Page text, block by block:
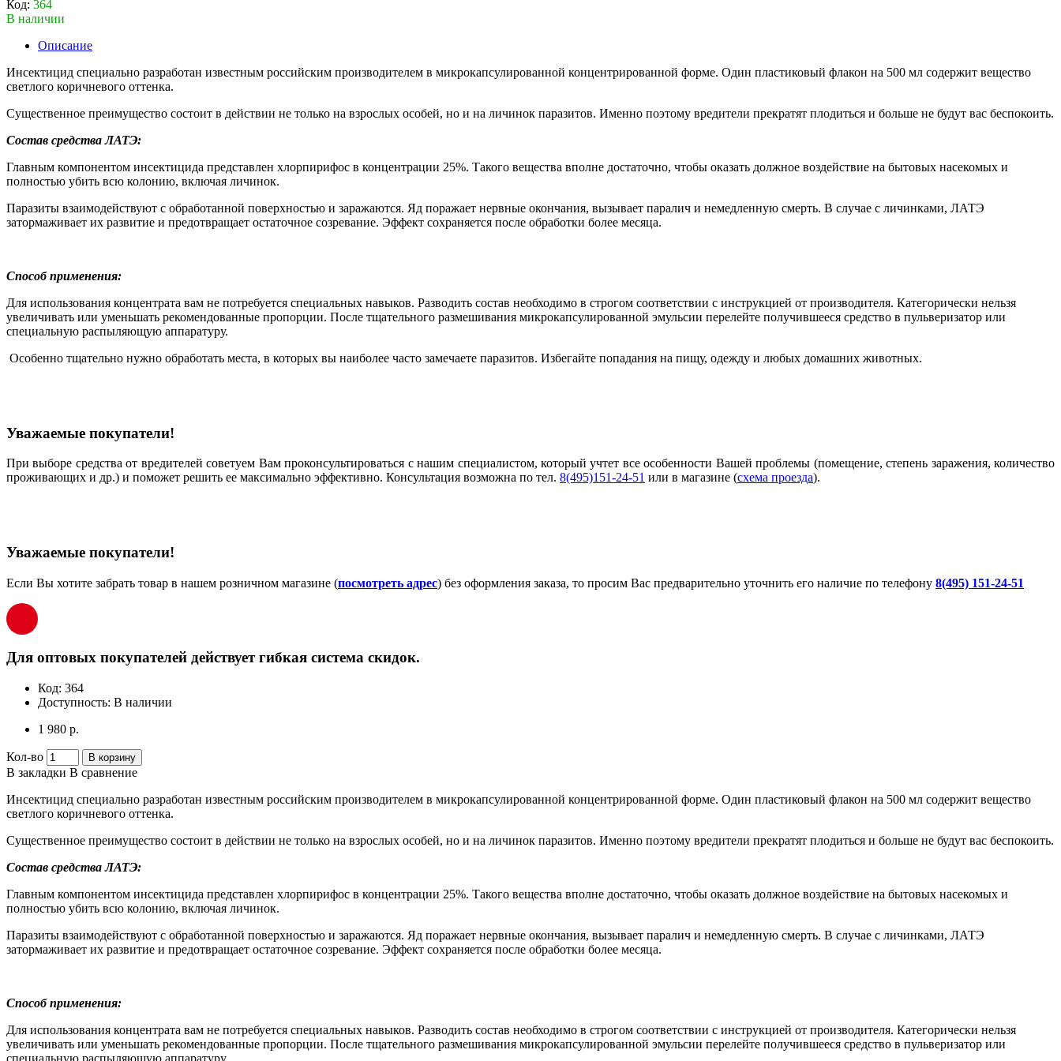
Код: 364
В наличии
Описание
Инсектицид специально разработан известным российским производителем в микрокапсулированной концентрированной форме. Один пластиковый флакон на 500 мл содержит вещество
светлого коричневого оттенка.
Существенное преимущество состоит в действии не только на взрослых особей, но и на личинок паразитов. Именно поэтому вредители прекратят плодиться и больше не будут вас беспокоить.
Состав средства ЛАТЭ:
Главным компонентом инсектицида представлен хлорпирифос в концентрации 25%. Такого вещества вполне достаточно, чтобы оказать должное воздействие на бытовых насекомых и
полностью убить всю колонию, включая личинок.
Паразиты взаимодействуют с обработанной поверхностью и заражаются. Яд поражает нервные окончания, вызывает паралич и немедленную смерть. В случае с личинками, ЛАТЭ
затормаживает их развитие и предотвращает остаточное созревание. Эффект сохраняется после обработки более месяца.
Способ применения:
Для использования концентрата вам не потребуется специальных навыков. Разводить состав необходимо в строгом соответствии с инструкцией от производителя. Категорически нельзя
увеличивать или уменьшать рекомендованные пропорции. После тщательного размешивания микрокапсулированной эмульсии перелейте получившееся средство в пульверизатор или
специальную распыляющую аппаратуру.
Особенно тщательно нужно обработать места, в которых вы наиболее часто замечаете паразитов. Избегайте попадания на пищу, одежду и любых домашних животных.
Уважаемые покупатели!
При выборе средства от вредителей советуем Вам проконсультироваться с нашим специалистом, который учтет все особенности Вашей проблемы (помещение, степень заражения, количество
проживающих и др.) и поможет решить ее максимально эффективно. Консультация возможна по тел. 8(495)151-24-51 или в магазине (схема проезда).
Уважаемые покупатели!
Если Вы хотите забрать товар в нашем розничном магазине (посмотреть адрес) без оформления заказа, то просим Вас предварительно уточнить его наличие по телефону 8(495) 151-24-51
Для оптовых покупателей действует гибкая система скидок.
Код: 364
Доступность: В наличии
1 980 р.
Кол-во В корзину
В закладки В сравнение
Инсектицид специально разработан известным российским производителем в микрокапсулированной концентрированной форме. Один пластиковый флакон на 500 мл содержит вещество
светлого коричневого оттенка.
Существенное преимущество состоит в действии не только на взрослых особей, но и на личинок паразитов. Именно поэтому вредители прекратят плодиться и больше не будут вас беспокоить.
Состав средства ЛАТЭ:
Главным компонентом инсектицида представлен хлорпирифос в концентрации 25%. Такого вещества вполне достаточно, чтобы оказать должное воздействие на бытовых насекомых и
полностью убить всю колонию, включая личинок.
Паразиты взаимодействуют с обработанной поверхностью и заражаются. Яд поражает нервные окончания, вызывает паралич и немедленную смерть. В случае с личинками, ЛАТЭ
затормаживает их развитие и предотвращает остаточное созревание. Эффект сохраняется после обработки более месяца.
Способ применения:
Для использования концентрата вам не потребуется специальных навыков. Разводить состав необходимо в строгом соответствии с инструкцией от производителя. Категорически нельзя
увеличивать или уменьшать рекомендованные пропорции. После тщательного размешивания микрокапсулированной эмульсии перелейте получившееся средство в пульверизатор или